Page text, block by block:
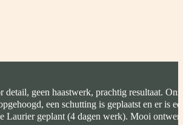
detail, geen haastwerk, prachtig resultaat.
een schutting is geplaatst en er is
Laurier geplant (4 dagen werk). Mooi